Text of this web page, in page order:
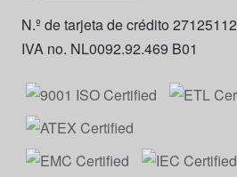
N.º de tarjeta de crédito 27125112
IVA no. NL0092.92.469 B01